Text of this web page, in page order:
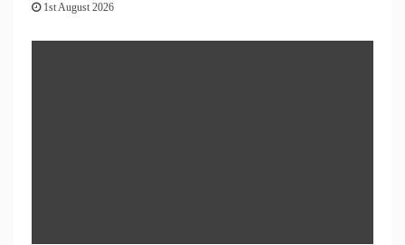
1st August 2026